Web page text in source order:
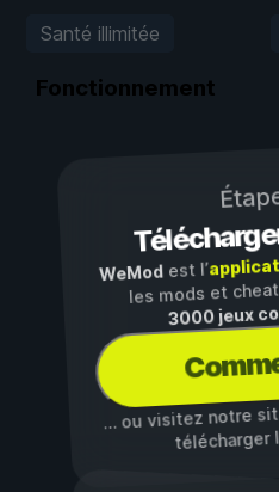
Santé illimitée
Fonctionnement
WeModest l’
les mods et
3000 jeux
… ou visitez notre
télécharger